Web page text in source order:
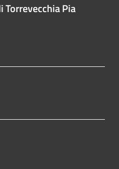
Torrevecchia Pia